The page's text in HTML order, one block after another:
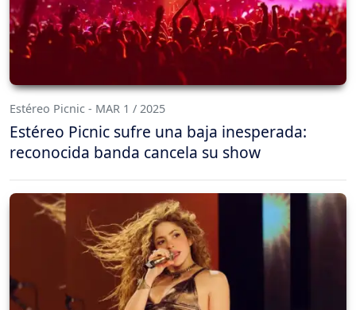
Estéreo Picnic - MAR 1 / 2025
Estéreo Picnic sufre una baja inesperada:
reconocida banda cancela su show